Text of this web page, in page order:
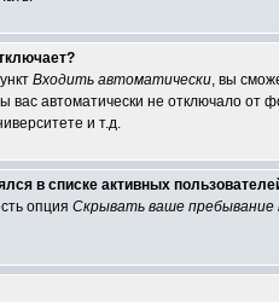
Входить автоматически, вы
вас автоматически не отключало от
и т.д.
в списке активных
опция Скрывать ваше пребывание